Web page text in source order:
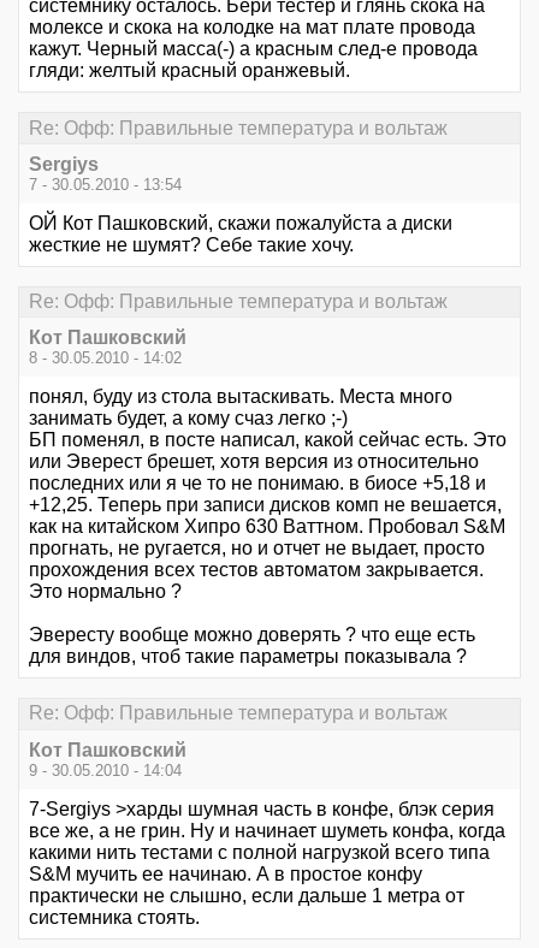
системнику осталось. Бери тестер и глянь скока на
молексе и скока на колодке на мат плате провода
кажут. Черный масса(-) а красным след-е провода
гляди: желтый красный оранжевый.
Re: Офф: Правильные температура и вольтаж
Sergiys
7 - 30.05.2010 - 13:54
ОЙ Кот Пашковский, скажи пожалуйста а диски
жесткие не шумят? Себе такие хочу.
Re: Офф: Правильные температура и вольтаж
Кот Пашковский
8 - 30.05.2010 - 14:02
понял, буду из стола вытаскивать. Места много
занимать будет, а кому счаз легко ;-)
БП поменял, в посте написал, какой сейчас есть. Это
или Эверест брешет, хотя версия из относительно
последних или я че то не понимаю. в биосе +5,18 и
+12,25. Теперь при записи дисков комп не вешается,
как на китайском Хипро 630 Ваттном. Пробовал S&M
прогнать, не ругается, но и отчет не выдает, просто
прохождения всех тестов автоматом закрывается.
Это нормально ?
Эвересту вообще можно доверять ? что еще есть
для виндов, чтоб такие параметры показывала ?
Re: Офф: Правильные температура и вольтаж
Кот Пашковский
9 - 30.05.2010 - 14:04
7-Sergiys >харды шумная часть в конфе, блэк серия
все же, а не грин. Ну и начинает шуметь конфа, когда
какими нить тестами с полной нагрузкой всего типа
S&M мучить ее начинаю. А в простое конфу
практически не слышно, если дальше 1 метра от
системника стоять.